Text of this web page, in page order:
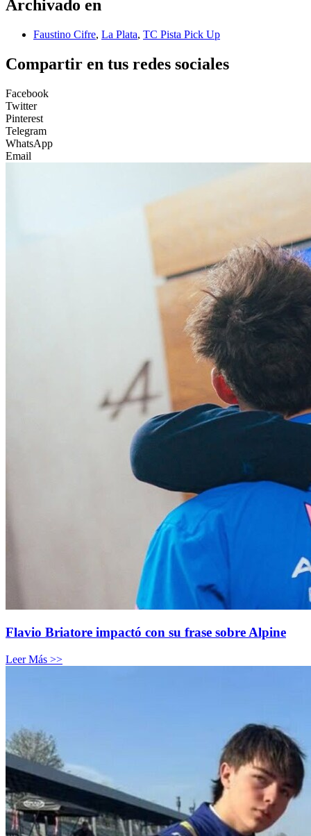
Archivado en
Faustino Cifre, La Plata, TC Pista Pick Up
Compartir en tus redes sociales
Facebook
Twitter
Pinterest
Telegram
WhatsApp
Email
Flavio Briatore impactó con su frase sobre Alpine
Leer Más >>